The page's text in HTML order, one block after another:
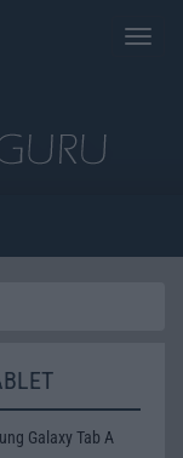
Toggle
Galaxy Tab A